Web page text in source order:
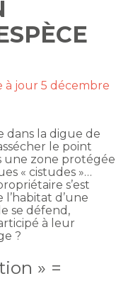
à jour 5 décembre
dans la digue de
le point
une zone protégée
« cistudes »…
s’est
d’une
se défend,
à leur
?
» =